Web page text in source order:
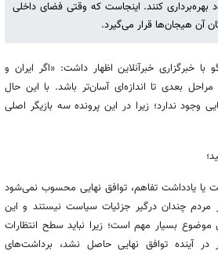
کنند. اینجاست که وقتی فضای داخلی
آن هیجان‌ها قرار می‌گیرد.
خبرگزاری خبرآنلاین اظهار داشت: «اگر ایران و
بعدی تا اندازه‌ای آسان‌تر باشد. با این حال
ندارد؛ زیرا در این پرونده سه بازیگر اصلی
یا یادداشت تفاهم، توافق نهایی محسوب نمی‌شود
چندان درگیر جزئیات سیاست نیستند و این
موضوع بسیار مهم است؛ زیرا نباید سطح انتظارات
آینده توافق نهایی حاصل نشد، برداشت‌های